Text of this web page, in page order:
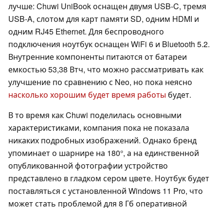
лучше: Chuwi UniBook оснащен двумя USB-C, тремя
USB-A, слотом для карт памяти SD, одним HDMI и
одним RJ45 Ethernet. Для беспроводного
подключения ноутбук оснащен WiFi 6 и Bluetooth 5.2.
Внутренние компоненты питаются от батареи
емкостью 53,38 Втч, что можно рассматривать как
улучшение по сравнению с Neo, но пока неясно
насколько хорошим будет время работы будет.
В то время как Chuwi поделилась основными
характеристиками, компания пока не показала
никаких подробных изображений. Однако бренд
упоминает о шарнире на 180°, а на единственной
опубликованной фотографии устройство
представлено в гладком сером цвете. Ноутбук будет
поставляться с установленной Windows 11 Pro, что
может стать проблемой для 8 Гб оперативной